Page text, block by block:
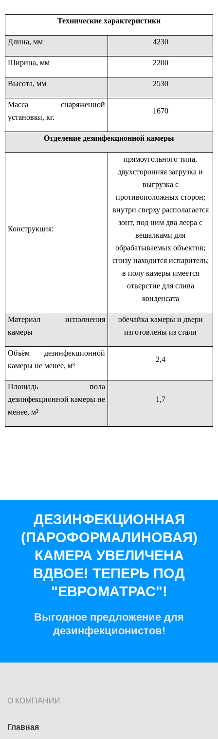
Технические характеристики
Длина, мм 4230
Ширина, мм 2200
Высота, мм 2530
Масса снаряженной
установки, кг.
1670
Отделение дезинфекционной камеры
Конструкция:
прямоугольного типа,
двухсторонняя загрузка и
выгрузка с
противоположных сторон;
внутри сверху располагается
зонт, под ним два леера с
вешалками для
обрабатываемых объектов;
снизу находится испаритель;
в полу камеры имеется
отверстие для слива
конденсата
Материал исполнения
камеры
обечайка камеры и двери
изготовлены из стали
Объём дезинфекционной
камеры не менее, м³
2,4
Площадь пола
дезинфекционной камеры не
менее, м²
1,7
ДЕЗИНФЕКЦИОННАЯ
(ПАРОФОРМАЛИНОВАЯ)
КАМЕРА УВЕЛИЧЕНА
ВДВОЕ! ТЕПЕРЬ ПОД
"ЕВРОМАТРАС"!
Выгодное предложение для
дезинфекционистов!
О КОМПАНИИ
Главная